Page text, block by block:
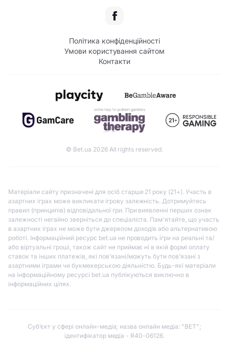
Політика конфіденційності
Умови користування сайтом
Контакти
© Bet.ua 2026 All rights reserved.
Матеріали сайту призначені для осіб старше 21 року (21+). Участь в
азартних іграх може викликати ігрову залежність. Дотримуйтесь
правил (принципів) відповідальної гри. При виявленні перших ознак
залежності негайно зверніться до спеціаліста. Пам'ятайте, що участь
в азартних іграх не може бути джерелом доходів або альтернативою
роботі. Інформаційний ресурс bet.ua не проводить ігри на реальні та/
або віртуальні гроші, також сайт не приймає ні в якій формі оплату
ставок та інших платежів, які пов’язані/можуть бути пов’язані з
азартними іграми чи букмекерською діяльністю. Будь-які матеріали
на інформаційному ресурсі bet.ua публікуються виключно в
інформаційних цілях.
Субʼєкт у сфері онлайн-медіа; назва онлайн медіа: "BET";
ідентифікатор медіа - R40-06126.